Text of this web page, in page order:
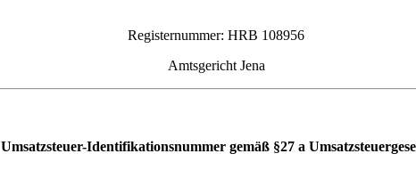
Registernummer: HRB 108956
Amtsgericht Jena
Umsatzsteuer-Identifikationsnummer gemäß §27 a